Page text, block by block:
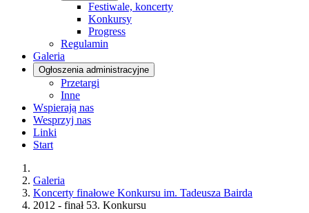
Festiwale, koncerty
Konkursy
Progress
Regulamin
Galeria
Ogłoszenia administracyjne
Przetargi
Inne
Wspierają nas
Wesprzyj nas
Linki
Start
Galeria
Koncerty finałowe Konkursu im. Tadeusza Bairda
2012 - finał 53. Konkursu